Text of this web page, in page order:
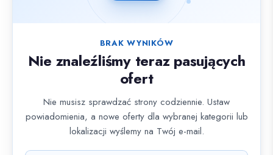
BRAK WYNIKÓW
Nie znaleźliśmy teraz pasujących
ofert
Nie musisz sprawdzać strony codziennie. Ustaw
powiadomienia, a nowe oferty dla wybranej kategorii lub
lokalizacji wyślemy na Twój e-mail.